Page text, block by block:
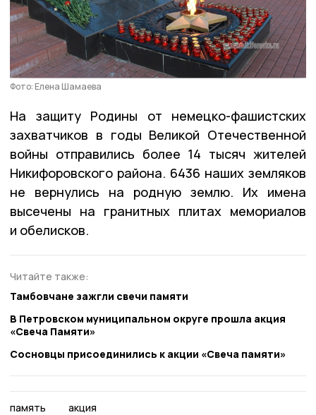
Фото: Елена Шамаева
На защиту Родины от немецко-фашистских
захватчиков в годы Великой Отечественной
войны отправились более 14 тысяч жителей
Никифоровского района. 6436 наших земляков
не вернулись на родную землю. Их имена
высечены на гранитных плитах мемориалов
и обелисков.
Читайте также:
Тамбовчане зажгли свечи памяти
В Петровском муниципальном округе прошла акция
«Свеча Памяти»
Сосновцы присоединились к акции «Свеча памяти»
память акция